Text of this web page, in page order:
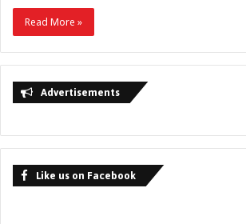
Read More »
Advertisements
Like us on Facebook